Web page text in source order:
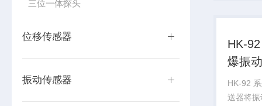
三位一体探头
位移传感器
振动传感器
HK-
爆振
HK-92
送器将